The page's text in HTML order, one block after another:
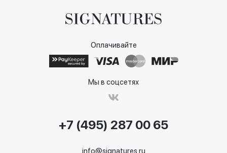
Оплачивайте
Мы в соцсетях
+7 (495) 287 00 65
info@signatures.ru